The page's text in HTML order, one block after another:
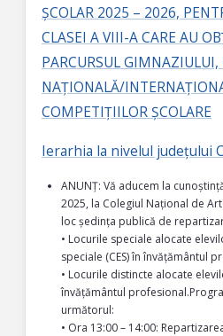
ȘCOLAR 2025 – 2026,
CLASEI A VIII-A CARE AU
PARCURSUL
NAȚIONALĂ/
COMPETIȚIILOR ȘCOLARE
Ierarhia la nivelul județului
ANUNȚ: Vă aducem la
2025, la Colegiul Național de
loc ședința publică de
• Locurile speciale alocate
speciale (CES) în învățământul
• Locurile distincte alocate
învățământul
următorul:
• Ora 13:00 – 14:00: